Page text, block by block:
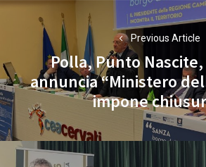
Navigazione
articoli
Previous Article
Previous
post:
Polla, Punto Nascite,
annuncia “Ministero
impone